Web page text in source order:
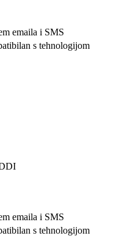
emaila i SMS
s tehnologijom
emaila i SMS
s tehnologijom